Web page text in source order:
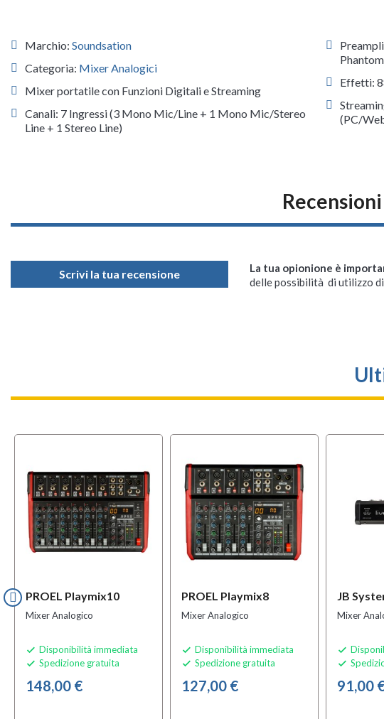
Marchio: Soundsation
Categoria: Mixer Analogici
Mixer portatile con Funzioni Digitali e Streaming
Canali: 7 Ingressi (3 Mono Mic/Line + 1 Mono Mic/Stereo
Line + 1 Stereo Line)
Effetti:
(PC/
Scrivi la tua recensione La tua opionione è
delle possibilità di utilizzo
PROEL Playmix10
Mixer Analogico
 Disponibilità immediata
 Spedizione gratuita
148,00 €
PROEL Playmix8
Mixer Analogico
 Disponibilità immediata
 Spedizione gratuita
127,00 €
JB
Mixer


91,00